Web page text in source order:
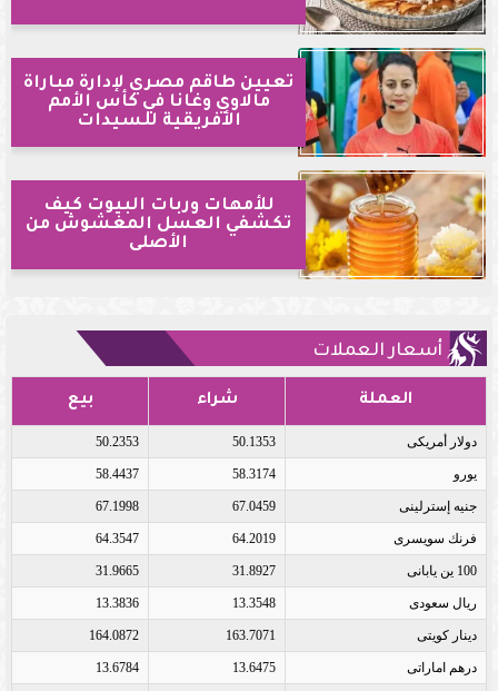
تعيين طاقم مصري لإدارة مباراة
مالاوي وغانا في كأس الأمم
الأفريقية للسيدات
للأمهات وربات البيوت كيف
تكشفي العسل المغشوش من
الأصلى
أسعار العملات
العملة شراء بيع
دولار أمريكى 50.1353
50.2353
يورو 58.3174
58.4437
جنيه إسترلينى 67.0459
67.1998
فرنك سويسرى 64.2019
64.3547
100 ين يابانى 31.8927
31.9665
ريال سعودى 13.3548
13.3836
دينار كويتى 163.7071
164.0872
درهم اماراتى 13.6475
13.6784